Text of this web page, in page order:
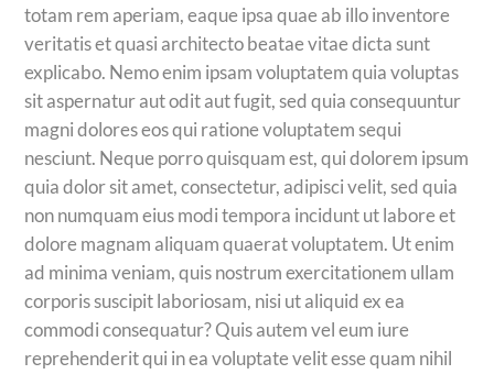
totam rem aperiam, eaque ipsa quae ab illo inventore
veritatis et quasi architecto beatae vitae dicta sunt
explicabo. Nemo enim ipsam voluptatem quia voluptas
sit aspernatur aut odit aut fugit, sed quia consequuntur
magni dolores eos qui ratione voluptatem sequi
nesciunt. Neque porro quisquam est, qui dolorem ipsum
quia dolor sit amet, consectetur, adipisci velit, sed quia
non numquam eius modi tempora incidunt ut labore et
dolore magnam aliquam quaerat voluptatem. Ut enim
ad minima veniam, quis nostrum exercitationem ullam
corporis suscipit laboriosam, nisi ut aliquid ex ea
commodi consequatur? Quis autem vel eum iure
reprehenderit qui in ea voluptate velit esse quam nihil